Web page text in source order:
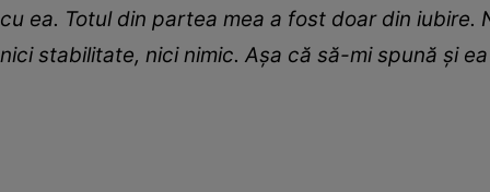
cu ea. Totul din partea mea a fost doar din
nici stabilitate, nici nimic. Așa că să-mi spună și